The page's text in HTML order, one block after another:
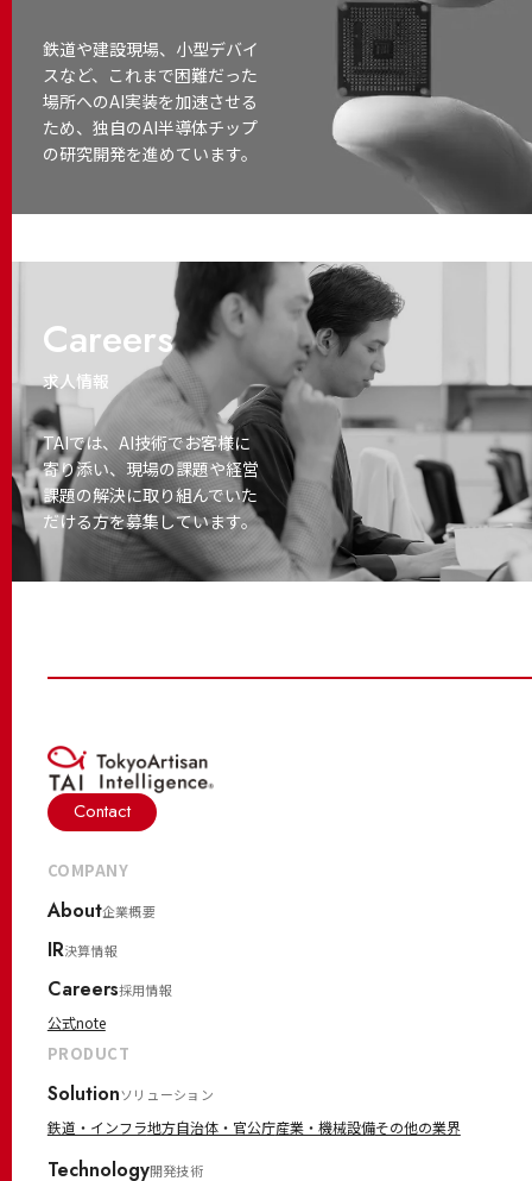
鉄道や建設現場、小型デバイ
スなど、これまで困難だった
場所へのAI実装を加速させる
ため、独自のAI半導体チップ
の研究開発を進めています。
Careers
求人情報
TAIでは、AI技術でお客様に
寄り添い、 現場の課題や経営
課題の解決に取り組んでいた
だける方を募集しています。
Contact
COMPANY
About企業概要
IR決算情報
Careers採用情報
公式note
PRODUCT
Solutionソリューション
鉄道・インフラ地方自治体・官公庁産業・機械設備その他の業界
Technology開発技術